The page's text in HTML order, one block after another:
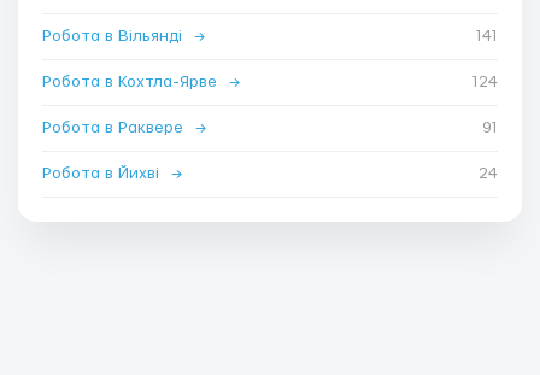
Робота в Вільянді → 141
Робота в Кохтла-Ярве → 124
Робота в Раквере → 91
Робота в Йихві → 24